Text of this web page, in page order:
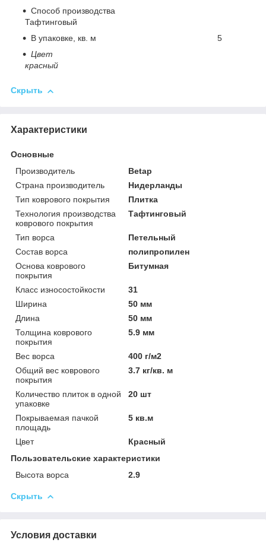
Способ производства
Тафтинговый
В упаковке, кв. м 5
Цвет
красный
Скрыть
Характеристики
Основные
Производитель
Betap
Страна производитель
Нидерланды
Тип коврового покрытия
Плитка
Технология производства
коврового покрытия
Тафтинговый
Тип ворса
Петельный
Состав ворса
полипропилен
Основа коврового
покрытия
Битумная
Класс износостойкости
31
Ширина
50 мм
Длина
50 мм
Толщина коврового
покрытия
5.9 мм
Вес ворса
400 г/м2
Общий вес коврового
покрытия
3.7 кг/кв. м
Количество плиток в одной
упаковке
20 шт
Покрываемая пачкой
площадь
5 кв.м
Цвет
Красный
Пользовательские характеристики
Высота ворса
2.9
Скрыть
Условия доставки